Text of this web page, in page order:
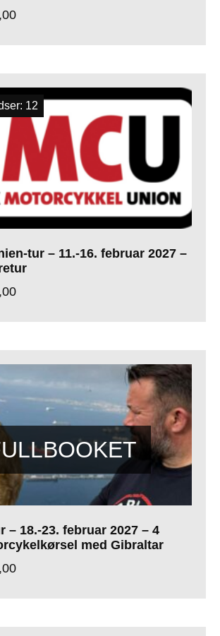
tur – 11.-16. februar 2027 –
12
– 18.-23. februar 2027 – 4
med Gibraltar